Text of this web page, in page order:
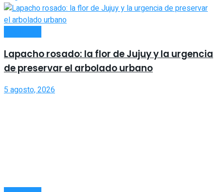
Lapacho rosado: la flor de Jujuy y la urgencia
de preservar el arbolado urbano
5 agosto, 2026